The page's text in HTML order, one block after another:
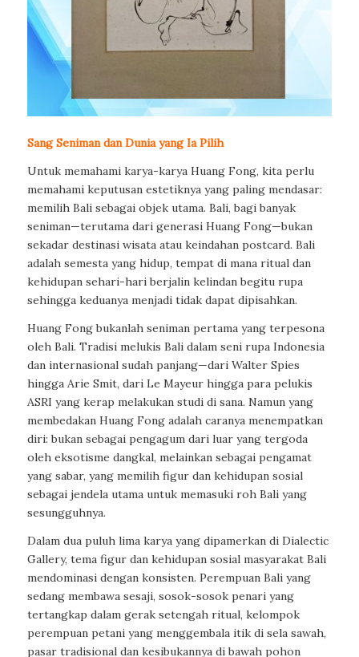
Sang Seniman dan Dunia yang Ia Pilih
Untuk memahami karya-karya Huang Fong, kita perlu
memahami keputusan estetiknya yang paling mendasar:
memilih Bali sebagai objek utama. Bali, bagi banyak
seniman—terutama dari generasi Huang Fong—bukan
sekadar destinasi wisata atau keindahan postcard. Bali
adalah semesta yang hidup, tempat di mana ritual dan
kehidupan sehari-hari berjalin kelindan begitu rupa
sehingga keduanya menjadi tidak dapat dipisahkan.
Huang Fong bukanlah seniman pertama yang terpesona
oleh Bali. Tradisi melukis Bali dalam seni rupa Indonesia
dan internasional sudah panjang—dari Walter Spies
hingga Arie Smit, dari Le Mayeur hingga para pelukis
ASRI yang kerap melakukan studi di sana. Namun yang
membedakan Huang Fong adalah caranya menempatkan
diri: bukan sebagai pengagum dari luar yang tergoda
oleh eksotisme dangkal, melainkan sebagai pengamat
yang sabar, yang memilih figur dan kehidupan sosial
sebagai jendela utama untuk memasuki roh Bali yang
sesungguhnya.
Dalam dua puluh lima karya yang dipamerkan di Dialectic
Gallery, tema figur dan kehidupan sosial masyarakat Bali
mendominasi dengan konsisten. Perempuan Bali yang
sedang membawa sesaji, sosok-sosok penari yang
tertangkap dalam gerak setengah ritual, kelompok
perempuan petani yang menggembala itik di sela sawah,
pasar tradisional dan kesibukannya di bawah pohon